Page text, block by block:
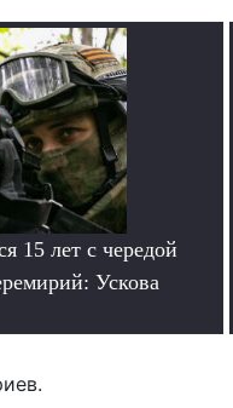
15 лет с чередой
Ускова